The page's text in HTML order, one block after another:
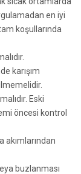
en iyi
koşullarında
karışım
Eski
öncesi kontrol
akımlarından
buzlanması